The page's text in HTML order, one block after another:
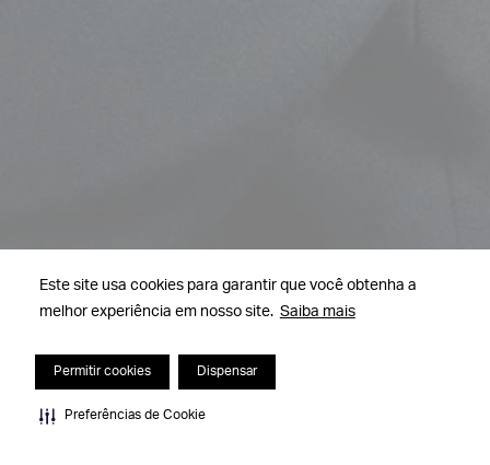
Este site usa cookies para garantir que você obtenha a
melhor experiência em nosso site. Saiba mais
Permitir cookies Dispensar
Preferências de Cookie